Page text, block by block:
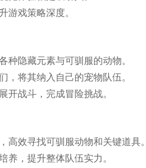
游戏策略深度。
种隐藏元素与可驯服的动物。
，将其纳入自己的宠物队伍。
开战斗，完成冒险挑战。
高效寻找可驯服动物和关键道具。
养，提升整体队伍实力。